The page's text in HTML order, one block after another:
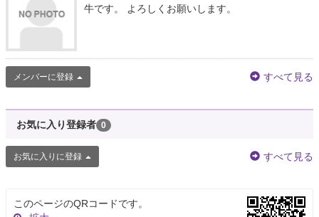
牛です。 よろしくお願いします。
メンバーに登録 すべて見る
お気に入り登録者 0
お気に入りに登録 すべて見る
このページのQRコードです。